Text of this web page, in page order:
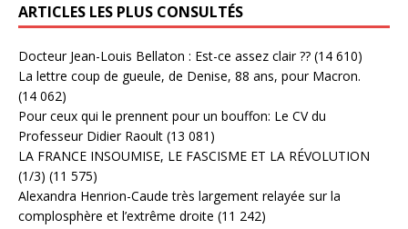
ARTICLES LES PLUS CONSULTÉS
Docteur Jean-Louis Bellaton : Est-ce assez clair ?? (14 610)
La lettre coup de gueule, de Denise, 88 ans, pour Macron.
(14 062)
Pour ceux qui le prennent pour un bouffon: Le CV du
Professeur Didier Raoult (13 081)
LA FRANCE INSOUMISE, LE FASCISME ET LA RÉVOLUTION
(1/3) (11 575)
Alexandra Henrion-Caude très largement relayée sur la
complosphère et l’extrême droite (11 242)